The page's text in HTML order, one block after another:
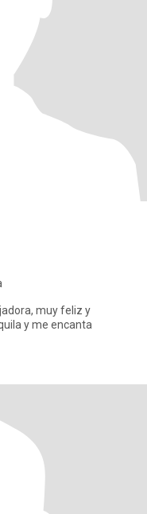
muy feliz y
y me encanta